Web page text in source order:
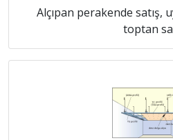
Alçıpan perakende satış,
toptan